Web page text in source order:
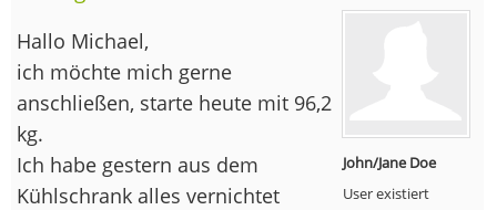
John/Jane Doe
User existiert
Hallo Michael,
ich möchte mich gerne
anschließen, starte heute mit 96,2
kg.
Ich habe gestern aus dem
Kühlschrank alles vernichtet